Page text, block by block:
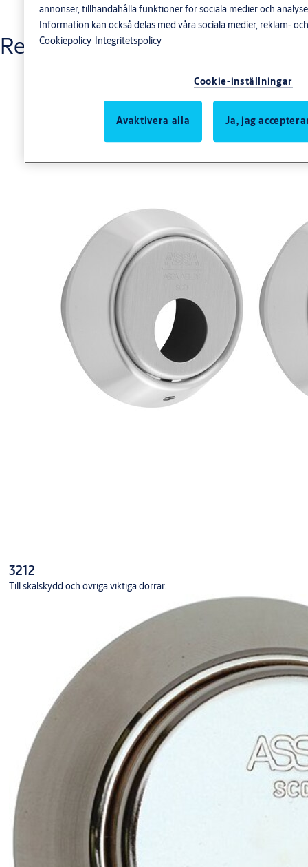
Relaterade produkter
3212
Till skalskydd och övriga viktiga dörrar.
annonser, tillhandahålla funktioner för sociala medier och
Information kan också delas med våra sociala medier, reklam-
Cookiepolicy Integritetspolicy
Cookie-inställningar
Avaktivera alla Ja, jag